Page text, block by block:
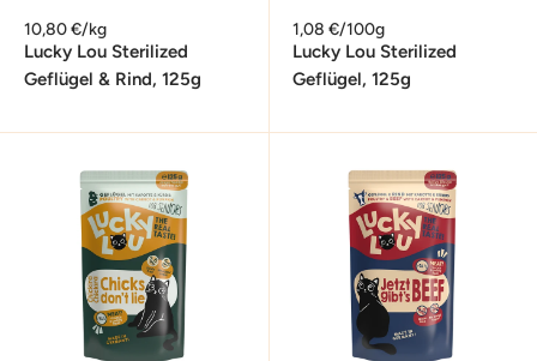
10,80 €/kg
Lucky Lou Sterilized
Geflügel & Rind, 125g
1,08 €/100g
Lucky Lou Sterilized
Geflügel, 125g